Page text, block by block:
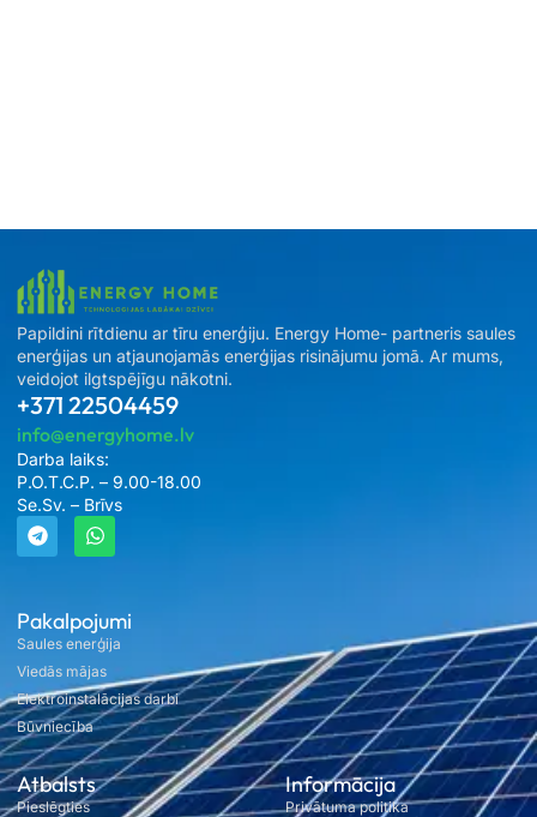
Pakalpojumi
Saules enerģija
Viedās mājas
Elektroinstalācijas darbi
Būvniecība
Atbalsts
Pieslēgties
Informācija
Privātuma politika
Papildini rītdienu ar tīru enerģiju. Energy Home- partneris saules
enerģijas un atjaunojamās enerģijas risinājumu jomā. Ar mums,
veidojot ilgtspējīgu nākotni.
+371 22504459
info@energyhome.lv
Darba laiks:
P.O.T.C.P. – 9.00-18.00
Se.Sv. – Brīvs